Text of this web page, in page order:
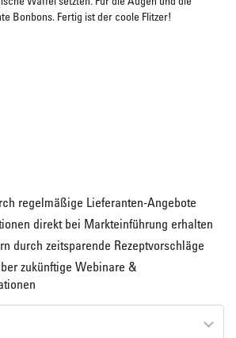
Bonbons. Fertig ist der coole Flitzer!
regelmäßige Lieferanten-Angebote
direkt bei Markteinführung erhalten
durch zeitsparende Rezeptvorschläge
zukünftige Webinare &